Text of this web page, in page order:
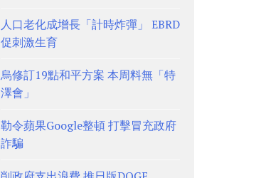
人口老化成增長「計時炸彈」 EBRD
促刺激生育
烏修訂19點和平方案 本周料無「特
澤會」
勒令蘋果Google整頓 打擊冒充政府
詐騙